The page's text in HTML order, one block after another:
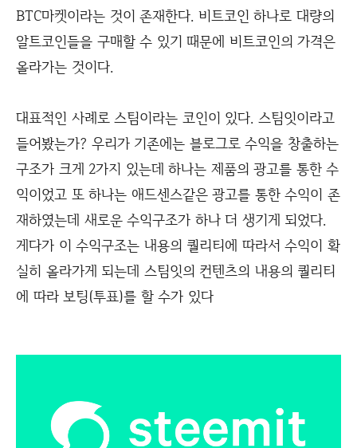
BTC마켓이라는 것이 존재한다. 비트코인 하나로 대량의
알트코인들을 구매할 수 있기 때문에 비트코인의 가격은
올라가는 것이다.
대표적인 사례로 스팀이라는 코인이 있다. 스팀잇이라고
들어봤는가? 우리가 기존에는 블로그로 수익을 창출하는
구조가 크게 2가지 있는데 하나는 제품의 광고를 통한 수
익이었고 또 하나는 애드센스같은 광고를 통한 수익이 존
재하였는데 새로운 수익구조가 하나 더 생기게 되었다.
게다가 이 수익구조는 내용의 퀄리티에 따라서 수익이 확
실히 올라가게 되는데 스팀잇의 컨텐츠의 내용의 퀄리티
에 따라 보팅(투표)를 할 수가 있다